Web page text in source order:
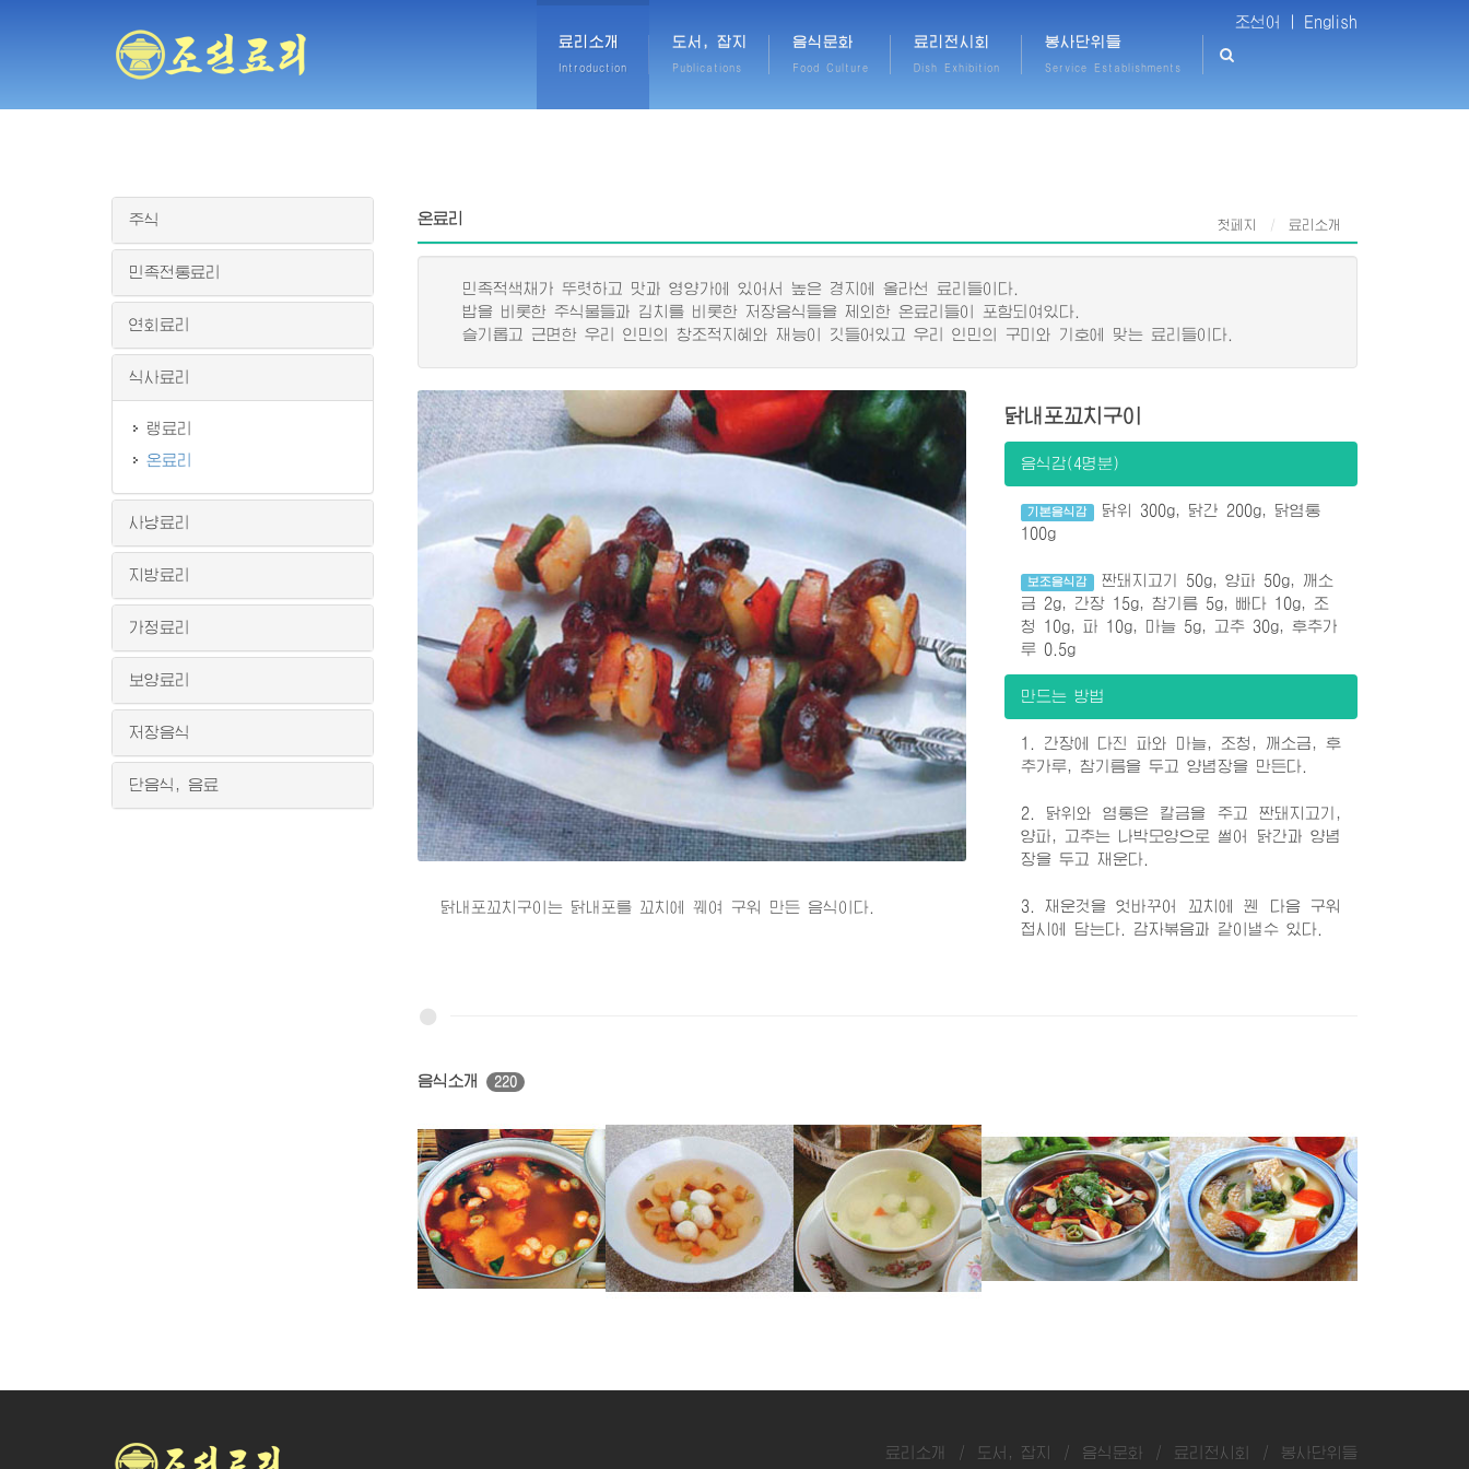
조선어 | English
료리소개
Introduction
도서, 잡지
Publications
음식문화
Food Culture
료리전시회
Dish Exhibition
봉사단위들
Service Establishments
온료리 첫페지 료리소개
민족적색채가 뚜렷하고 맛과 영양가에 있어서 높은 경지에 올라선 료리들이다.
밥을 비롯한 주식물들과 김치를 비롯한 저장음식들을 제외한 온료리들이 포함되여있다.
슬기롭고 근면한 우리 인민의 창조적지혜와 재능이 깃들어있고 우리 인민의 구미와 기호에 맞는 료리들이다.
닭내포꼬치구이는 닭내포를 꼬치에 꿰여 구워 만든 음식이다.
닭내포꼬치구이
음식감(4명분)
기본음식감
닭위 300g, 닭간 200g, 닭염통
100g
보조음식감
짠돼지고기 50g, 양파 50g, 깨소
금 2g, 간장 15g, 참기름 5g, 빠다 10g, 조
청 10g, 파 10g, 마늘 5g, 고추 30g, 후추가
루 0.5g
만드는 방법
1. 간장에 다진 파와 마늘, 조청, 깨소금, 후
추가루, 참기름을 두고 양념장을 만든다.
2. 닭위와 염통은 칼금을 주고 짠돼지고기,
양파, 고추는 나박모양으로 썰어 닭간과 양념
장을 두고 재운다.
3. 재운것을 엇바꾸어 꼬치에 꿴 다음 구워
접시에 담는다. 감자볶음과 같이낼수 있다.
음식소개 220
주식
민족전통료리
연회료리
식사료리
랭료리
온료리
사냥료리
지방료리
가정료리
보양료리
저장음식
단음식, 음료
료리소개 / 도서, 잡지 / 음식문화 / 료리전시회 / 봉사단위들